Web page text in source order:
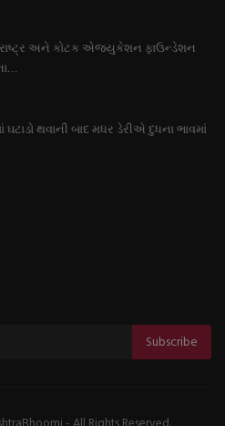
અને કોટક એજ્યુકેશન ફાઉન્ડેશન
ઘટાડો થવાની બાદ મધર ડેરીએ દુધના ભાવમાં
Subscribe